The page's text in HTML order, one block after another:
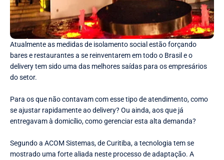
Atualmente as medidas de isolamento social estão forçando
bares e restaurantes a se reinventarem em todo o Brasil e o
delivery tem sido uma das melhores saídas para os empresários
do setor.
Para os que não contavam com esse tipo de atendimento, como
se ajustar rapidamente ao delivery? Ou ainda, aos que já
entregavam à domicílio, como gerenciar esta alta demanda?
Segundo a ACOM Sistemas, de Curitiba, a tecnologia tem se
mostrado uma forte aliada neste processo de adaptação. A